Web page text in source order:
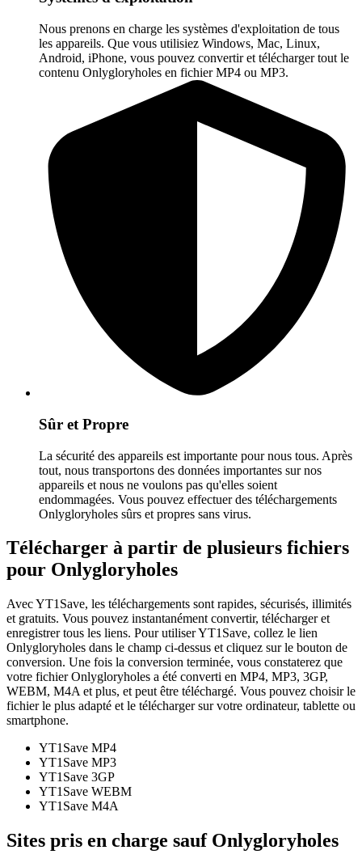
Nous prenons en charge les systèmes d'exploitation de tous
les appareils. Que vous utilisiez Windows, Mac, Linux,
Android, iPhone, vous pouvez convertir et télécharger tout le
contenu Onlygloryholes en fichier MP4 ou MP3.
Sûr et Propre
La sécurité des appareils est importante pour nous tous. Après
tout, nous transportons des données importantes sur nos
appareils et nous ne voulons pas qu'elles soient
endommagées. Vous pouvez effectuer des téléchargements
Onlygloryholes sûrs et propres sans virus.
Télécharger à partir de plusieurs fichiers
pour Onlygloryholes
Avec YT1Save, les téléchargements sont rapides, sécurisés, illimités
et gratuits. Vous pouvez instantanément convertir, télécharger et
enregistrer tous les liens. Pour utiliser YT1Save, collez le lien
Onlygloryholes dans le champ ci-dessus et cliquez sur le bouton de
conversion. Une fois la conversion terminée, vous constaterez que
votre fichier Onlygloryholes a été converti en MP4, MP3, 3GP,
WEBM, M4A et plus, et peut être téléchargé. Vous pouvez choisir le
fichier le plus adapté et le télécharger sur votre ordinateur, tablette ou
smartphone.
YT1Save MP4
YT1Save MP3
YT1Save 3GP
YT1Save WEBM
YT1Save M4A
Sites pris en charge sauf Onlygloryholes